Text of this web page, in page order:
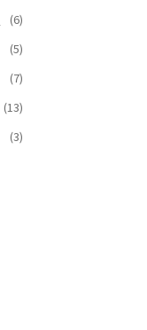
(6)
(5)
(7)
(13)
(3)